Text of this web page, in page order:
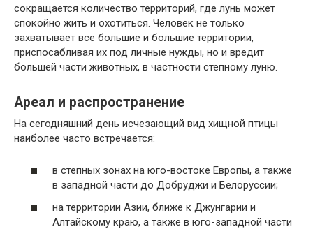
сокращается количество территорий, где лунь может
спокойно жить и охотиться. Человек не только
захватывает все большие и большие территории,
приспосабливая их под личные нужды, но и вредит
большей части животных, в частности степному луню.
Ареал и распространение
На сегодняшний день исчезающий вид хищной птицы
наиболее часто встречается:
в степных зонах на юго-востоке Европы, а также
в западной части до Добруджи и Белоруссии;
на территории Азии, ближе к Джунгарии и
Алтайскому краю, а также в юго-западной части